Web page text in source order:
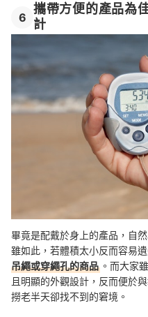
6
攜帶方便的產品為
計
畢竟是配戴於身上的產品，自
雖如此，若體積太小反而容易
吊繩或穿繩孔的商品 。而大家
且明顯的外觀設計，反而便於
撈老半天卻找不到的窘境。